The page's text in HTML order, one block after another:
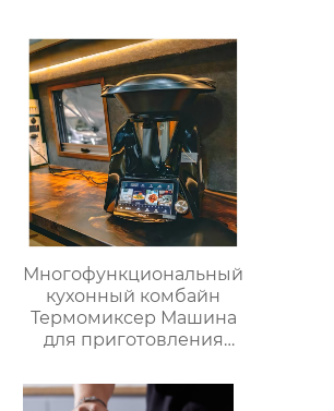
Многофункциональный
кухонный комбайн
Термомиксер Машина
для приготовления
приготовление